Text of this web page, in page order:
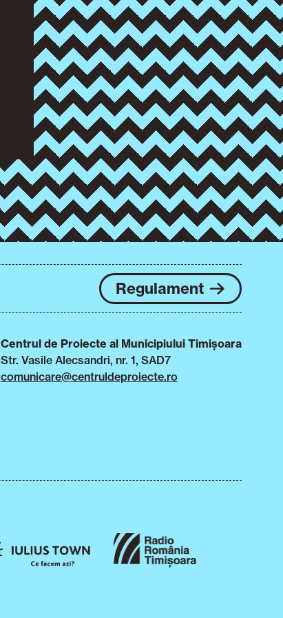
Regulament
Centrul de Proiecte al Municipiului Timișoara
Str. Vasile Alecsandri, nr. 1, SAD7
comunicare@centruldeproiecte.ro